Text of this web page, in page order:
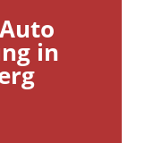
in